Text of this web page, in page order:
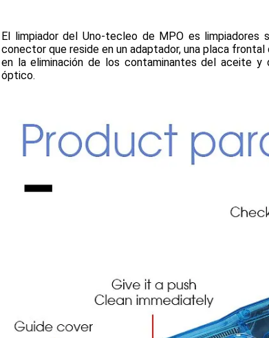
El limpiador del Uno-tecleo de MPO es limpiadores
conector que reside en un adaptador, una placa
en la eliminación de los contaminantes del aceite
óptico.